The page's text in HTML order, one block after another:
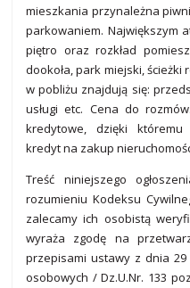
mieszkania przynależna
parkowaniem. Największym
piętro oraz rozkład
dookoła, park miejski,
w pobliżu znajdują się:
usługi etc. Cena do
kredytowe, dzięki któremu
kredyt na zakup
Treść niniejszego
rozumieniu Kodeksu
zalecamy ich osobistą
wyraża zgodę na
przepisami ustawy z dnia
osobowych / Dz.U.Nr. 133